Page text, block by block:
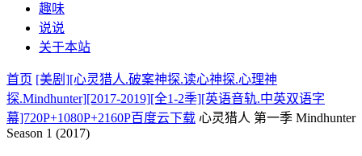
趣味
说说
关于本站
首页 [美剧][心灵猎人.破案神探.读心神探.心理神
探.Mindhunter][2017-2019][全1-2季][英语音轨.中英双语字
幕]720P+1080P+2160P百度云下载 心灵猎人 第一季 Mindhunter
Season 1 (2017)